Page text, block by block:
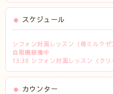
スケジュール
シフォン対面レッスン（苺ミルクゼ
自販機稼働中
13:30 シフォン対面レッスン（クリ
カウンター